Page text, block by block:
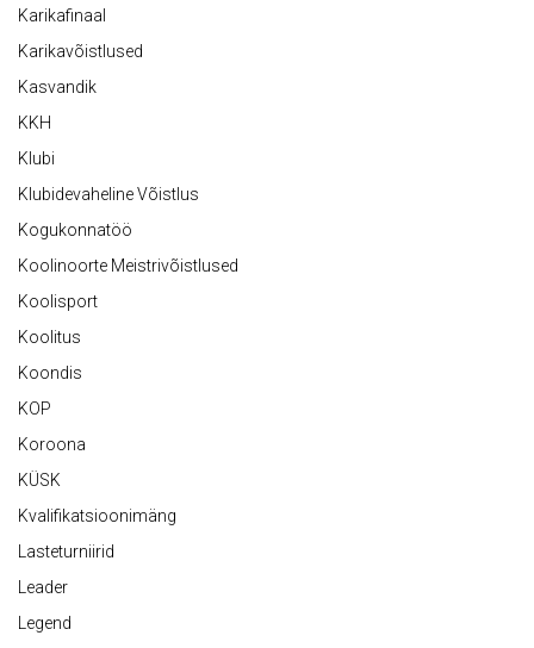
Karikafinaal
Karikavõistlused
Kasvandik
KKH
Klubi
Klubidevaheline Võistlus
Kogukonnatöö
Koolinoorte Meistrivõistlused
Koolisport
Koolitus
Koondis
KOP
Koroona
KÜSK
Kvalifikatsioonimäng
Lasteturniirid
Leader
Legend